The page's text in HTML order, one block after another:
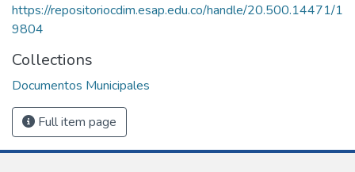
https://repositoriocdim.esap.edu.co/handle/20.500.14471/1
9804
Collections
Documentos Municipales
Full item page